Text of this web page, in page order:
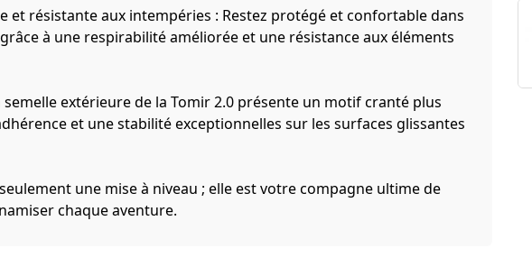
et résistante aux intempéries : Restez protégé et confortable dans
à une respirabilité améliorée et une résistance aux éléments
semelle extérieure de la Tomir 2.0 présente un motif cranté plus
et une stabilité exceptionnelles sur les surfaces glissantes
seulement une mise à niveau ; elle est votre compagne ultime de
chaque aventure.